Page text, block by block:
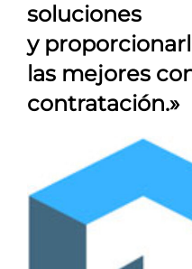
soluciones
y
las mejores
contratación.»